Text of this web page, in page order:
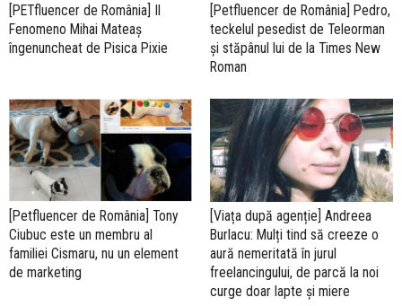
[PETfluencer de România] Il
Fenomeno Mihai Mateaș
îngenuncheat de Pisica Pixie
[Petfluencer de România] Pedro,
teckelul pesedist de Teleorman
și stăpânul lui de la Times New
Roman
[Petfluencer de România] Tony
Ciubuc este un membru al
familiei Cismaru, nu un element
de marketing
[Viața după agenție] Andreea
Burlacu: Mulți tind să creeze o
aură nemeritată în jurul
freelancingului, de parcă la noi
curge doar lapte și miere